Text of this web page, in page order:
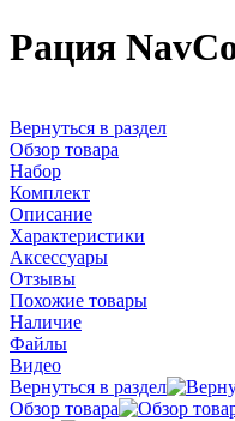
Рация
Вернуться в раздел
Обзор товара
Набор
Комплект
Описание
Характеристики
Аксессуары
Отзывы
Похожие товары
Наличие
Файлы
Видео
Вернуться в раздел
Обзор товара